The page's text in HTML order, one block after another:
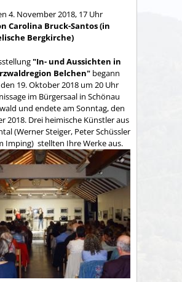
4. November 2018, 17 Uhr
Carolina Bruck-Santos (in
Bergkirche)
"In- und Aussichten in
Belchen" begann
19. Oktober 2018 um 20 Uhr
im Bürgersaal in Schönau
und endete am Sonntag, den
2018. Drei heimische Künstler aus
(Werner Steiger, Peter Schüssler
Imping) stellten Ihre Werke aus.